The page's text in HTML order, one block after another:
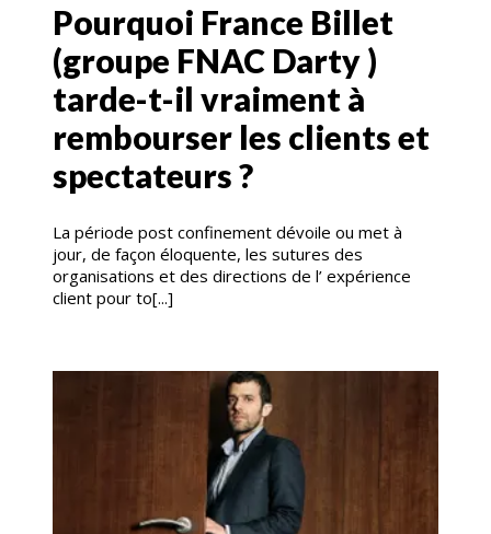
Pourquoi France Billet
(groupe FNAC Darty )
tarde-t-il vraiment à
rembourser les clients et
spectateurs ?
La période post confinement dévoile ou met à
jour, de façon éloquente, les sutures des
organisations et des directions de l’ expérience
client pour to[...]